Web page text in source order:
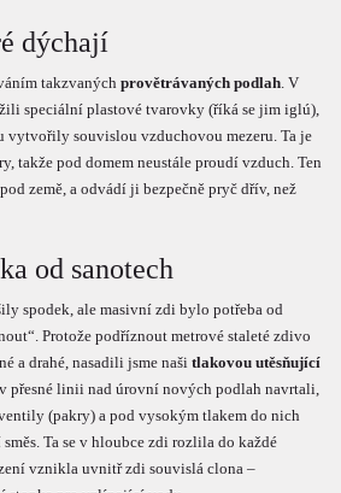
dýchají
takzvaných provětrávaných podlah. V
speciální plastové tvarovky (říká se jim iglú),
vytvořily souvislou vzduchovou mezeru. Ta je
takže pod domem neustále proudí vzduch. Ten
země, a odvádí ji bezpečně pryč dřív, než
od sanotech
spodek, ale masivní zdi bylo potřeba od
Protože podříznout metrové staleté zdivo
a drahé, nasadili jsme naši tlakovou utěsňující
přesné linii nad úrovní nových podlah navrtali,
(pakry) a pod vysokým tlakem do nich
Ta se v hloubce zdi rozlila do každé
vznikla uvnitř zdi souvislá clona –